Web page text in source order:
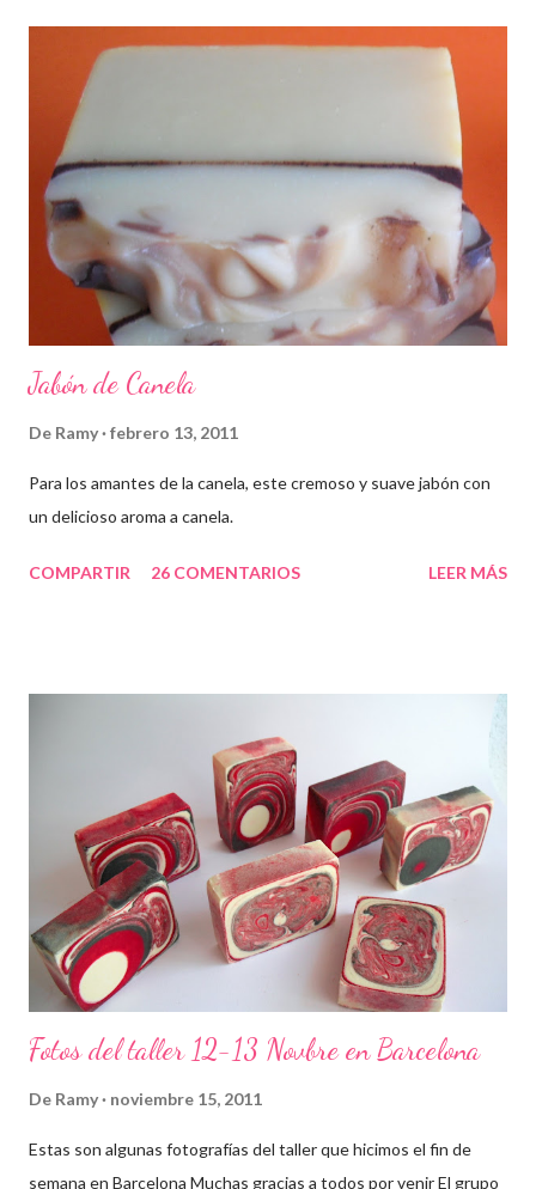
Jabón de Canela
De Ramy febrero 13, 2011
Para los amantes de la canela, este cremoso y suave jabón con
un delicioso aroma a canela.
COMPARTIR 26 COMENTARIOS LEER MÁS
Fotos del taller 12-13 Novbre en Barcelona
De Ramy noviembre 15, 2011
Estas son algunas fotografías del taller que hicimos el fin de
semana en Barcelona Muchas gracias a todos por venir El grupo